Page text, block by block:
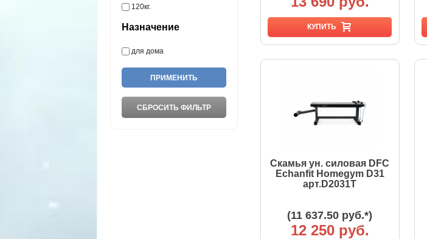
120кг.
Назначение
для дома
КУПИТЬ
Скамья ун. силовая DFC
Echanfit Homegym D31
арт.D2031T
(11 637.50 руб.*)
12 250 руб.